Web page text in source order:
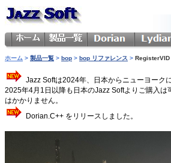
ホーム > 製品一覧 > bop > bop リファレンス > RegisterVID
Jazz Softは2024年、日本からニューヨーク
2025年4月1日以降も日本のJazz Softよりご購入
はかかりません。
Dorian.C++ をリリースしました。